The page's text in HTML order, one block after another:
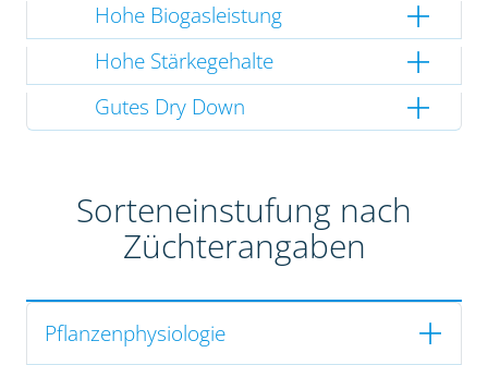
Hohe Biogasleistung
Hohe Stärkegehalte
Gutes Dry Down
Sorteneinstufung nach
Züchterangaben
Pflanzenphysiologie